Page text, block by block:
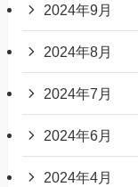
2024年9月
2024年8月
2024年7月
2024年6月
2024年4月